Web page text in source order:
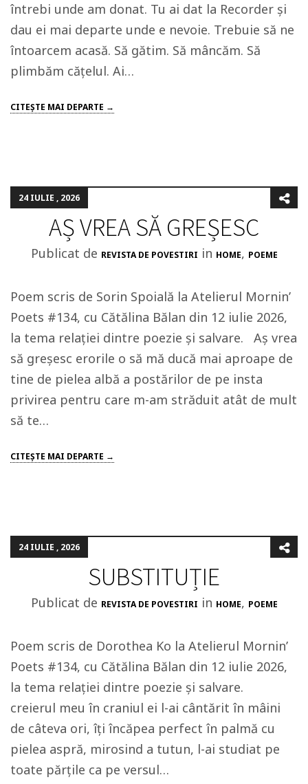
întrebi unde am donat. Tu ai dat la Recorder și
dau ei mai departe unde e nevoie. Trebuie să ne
întoarcem acasă. Să gătim. Să mâncăm. Să
plimbăm cățelul. Ai…
CITEŞTE MAI DEPARTE →
24 IULIE , 2026
AȘ VREA SĂ GREȘESC
Publicat de REVISTA DE POVESTIRI in HOME, POEME
Poem scris de Sorin Spoială la Atelierul Mornin’
Poets #134, cu Cătălina Bălan din 12 iulie 2026,
la tema relației dintre poezie și salvare. Aș vrea
să greșesc erorile o să mă ducă mai aproape de
tine de pielea albă a postărilor de pe insta
privirea pentru care m-am străduit atât de mult
să te…
CITEŞTE MAI DEPARTE →
24 IULIE , 2026
SUBSTITUȚIE
Publicat de REVISTA DE POVESTIRI in HOME, POEME
Poem scris de Dorothea Ko la Atelierul Mornin’
Poets #134, cu Cătălina Bălan din 12 iulie 2026,
la tema relației dintre poezie și salvare.
creierul meu în craniul ei l-ai cântărit în mâini
de câteva ori, îți încăpea perfect în palmă cu
pielea aspră, mirosind a tutun, l-ai studiat pe
toate părțile ca pe versul…